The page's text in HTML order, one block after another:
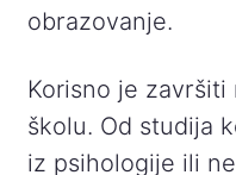
obrazovanje.
Korisno je
školu. Od studija
iz psihologije ili